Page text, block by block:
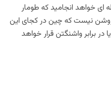
ای خواهد انجامید که طومار
روشن نیست که چین در کجای این
در برابر واشنگتن قرار خواهد